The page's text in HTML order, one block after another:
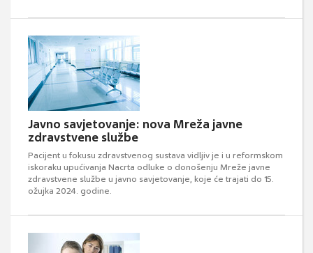
Javno savjetovanje: nova Mreža javne
zdravstvene službe
Pacijent u fokusu zdravstvenog sustava vidljiv je i u reformskom
iskoraku upućivanja Nacrta odluke o donošenju Mreže javne
zdravstvene službe u javno savjetovanje, koje će trajati do 15.
ožujka 2024. godine.